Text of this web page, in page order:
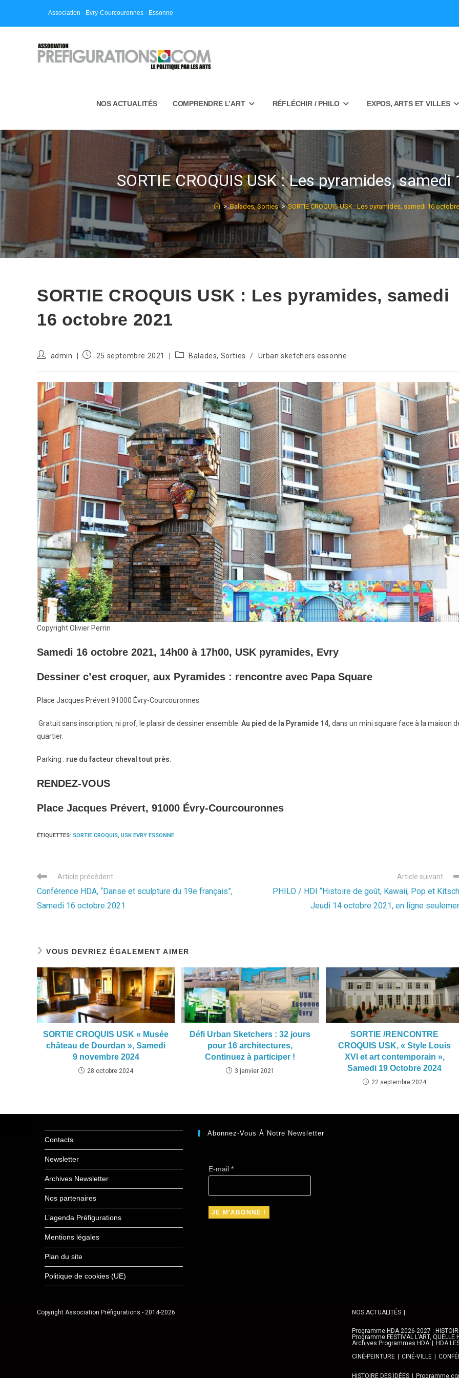
Association - Evry-Courcouronnes - Essonne
NOS ACTUALITÉS COMPRENDRE L’ART RÉFLÉCHIR / PHILO EXPOS, ARTS ET VILLES
SORTIE CROQUIS USK : Les pyramides,
> Balades, Sorties > SORTIE CROQUIS USK : Les pyramides, samedi 16
SORTIE CROQUIS USK : Les pyramides, samedi
16 octobre 2021
Auteur/autrice
publication :
admin
Publication
25 septembre 2021
PostBalades, Sorties / Urban sketchers essonne
Copyright Olivier Perrin
Samedi 16 octobre 2021, 14h00 à 17h00, USK pyramides, Evry
Dessiner c’est croquer, aux Pyramides : rencontre avec Papa Square
Place Jacques Prévert 91000 Évry-Courcouronnes
Gratuit sans inscription, ni prof, le plaisir de dessiner ensemble. Au pied de la Pyramide 14, dans un mini square face à la maison
quartier.
Parking : rue du facteur cheval tout près.
RENDEZ-VOUS
Place Jacques Prévert, 91000 Évry-Courcouronnes
ÉTIQUETTES: SORTIE CROQUIS, USK EVRY ESSONNE
Read
more
articles
Article précédent
Conférence HDA, “Danse et sculpture du 19e français”,
Samedi 16 octobre 2021
Article suivant
PHILO / HDI “Histoire de goût, Kawaii, Pop et
Jeudi 14 octobre 2021, en ligne
VOUS DEVRIEZ ÉGALEMENT AIMER
SORTIE CROQUIS USK « Musée
château de Dourdan », Samedi
9 novembre 2024
28 octobre 2024
Défi Urban Sketchers : 32 jours
pour 16 architectures,
Continuez à participer !
3 janvier 2021
SORTIE /RENCONTRE
CROQUIS USK, « Style Louis
XVI et art contemporain »,
Samedi 19 Octobre 2024
22 septembre 2024
Contacts
Newsletter
Archives Newsletter
Nos partenaires
L’agenda Préfigurations
Mentions légales
Plan du site
Politique de cookies (UE)
Abonnez-Vous À Notre Newsletter
E-mail *
NOS ACTUALITÉS
Programme HDA 2026-2027 :
Programme FESTIVAL L’ART,
Archives Programmes HDA
HDA
CINÉ-PEINTURE
CINÉ-VILLE
HISTOIRE DES IDÉES
Programme
Copyright Association Préfigurations - 2014-2026